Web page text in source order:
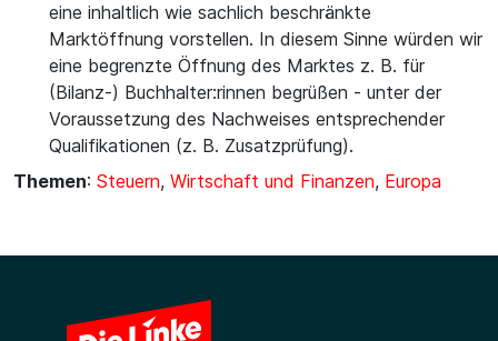
eine inhaltlich wie sachlich beschränkte
Marktöffnung vorstellen. In diesem Sinne würden wir
eine begrenzte Öffnung des Marktes z. B. für
(Bilanz-) Buchhalter:rinnen begrüßen - unter der
Voraussetzung des Nachweises entsprechender
Qualifikationen (z. B. Zusatzprüfung).
Themen: Steuern, Wirtschaft und Finanzen, Europa